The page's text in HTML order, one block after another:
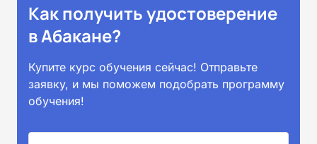
Как получить удостоверение
в Абакане?
Купите курс обучения сейчас! Отправьте
заявку, и мы поможем подобрать программу
обучения!